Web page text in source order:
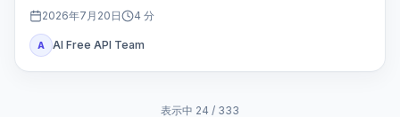
2026年7月20日 4 分
A AI Free API Team
表示中 24 / 333